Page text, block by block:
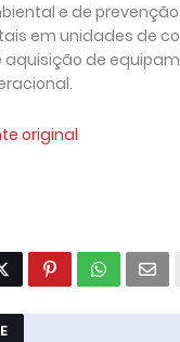
e de
em unidades de
de
original